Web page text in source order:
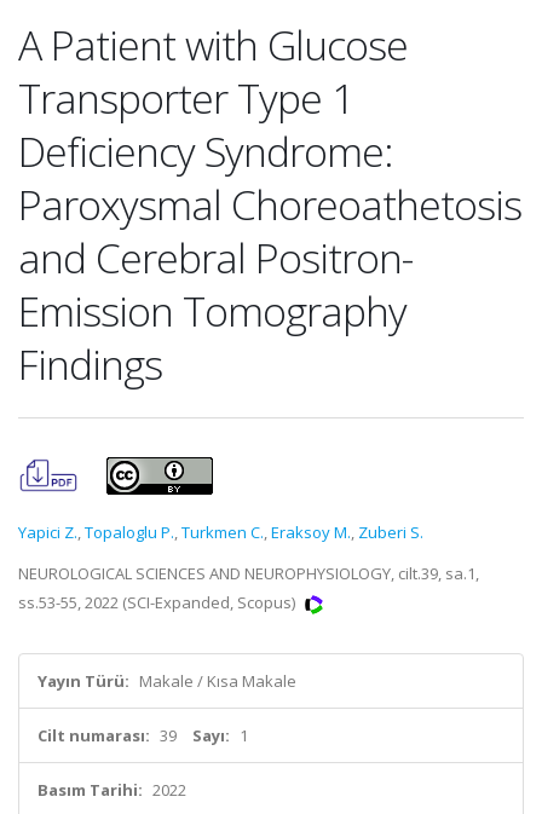
A Patient with Glucose
Transporter Type 1
Deficiency Syndrome:
Paroxysmal Choreoathetosis
and Cerebral Positron-
Emission Tomography
Findings
Yapici Z.,Topaloglu P.,Turkmen C.,Eraksoy M., Zuberi S.
NEUROLOGICAL SCIENCES AND NEUROPHYSIOLOGY, cilt.39, sa.1,
ss.53-55, 2022 (SCI-Expanded, Scopus)
Yayın Türü: Makale / Kısa Makale
Cilt numarası: 39 Sayı: 1
Basım Tarihi: 2022